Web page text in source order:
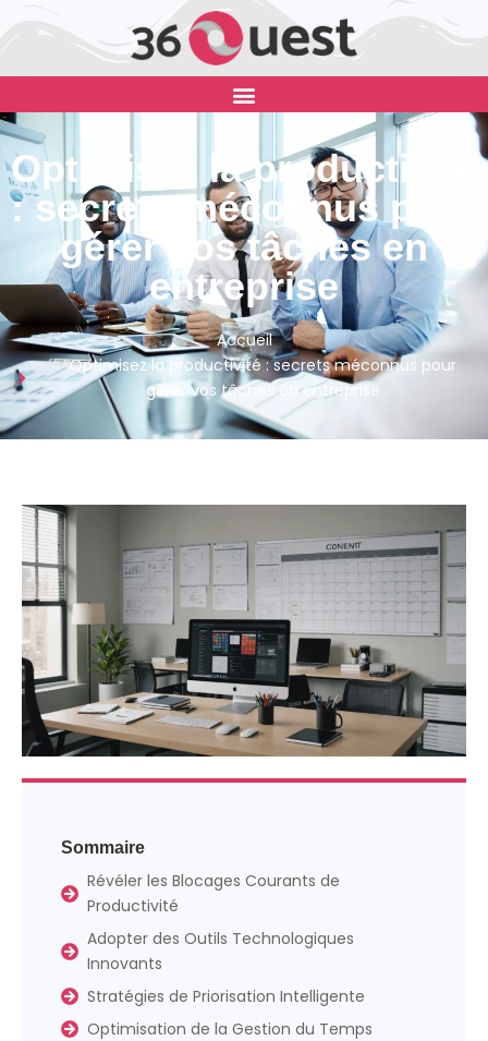
Optimisez la productivité
: secrets méconnus pour
gérer vos tâches en
entreprise
Accueil
Optimisez la productivité : secrets méconnus pour
gérer vos tâches en entreprise
Sommaire
Révéler les Blocages Courants de
Productivité
Adopter des Outils Technologiques
Innovants
Stratégies de Priorisation Intelligente
Optimisation de la Gestion du Temps